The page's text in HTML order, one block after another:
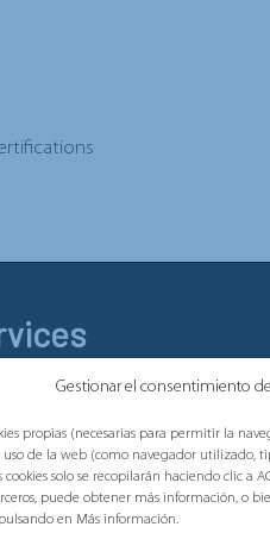
Gestionar el consentimiento
propias (necesarias para permitir la
uso de la web (como navegador utilizado,
cookies solo se recopilarán haciendo clic a
puede obtener más información, o
en Más información.